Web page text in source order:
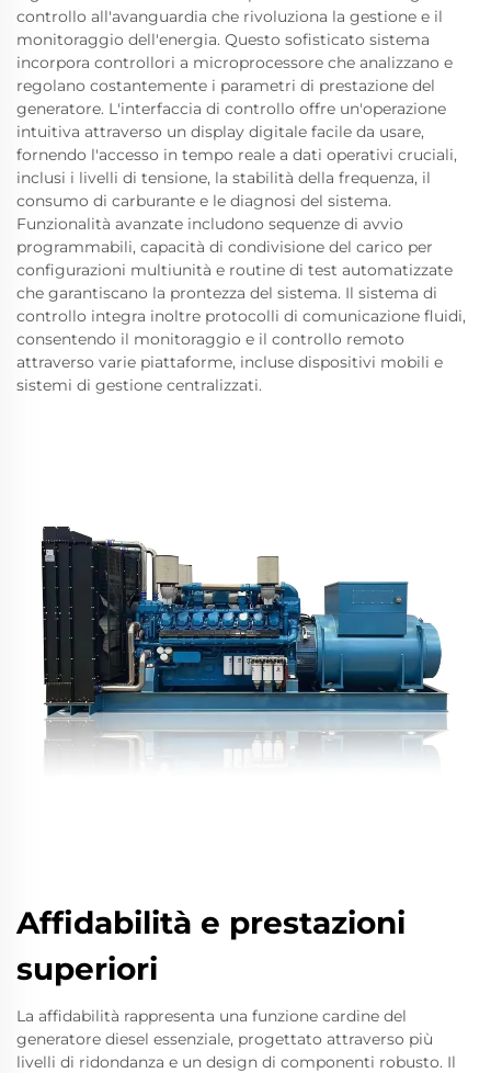
controllo all'avanguardia che rivoluziona la gestione e il
monitoraggio dell'energia. Questo sofisticato sistema
incorpora controllori a microprocessore che analizzano e
regolano costantemente i parametri di prestazione del
generatore. L'interfaccia di controllo offre un'operazione
intuitiva attraverso un display digitale facile da usare,
fornendo l'accesso in tempo reale a dati operativi cruciali,
inclusi i livelli di tensione, la stabilità della frequenza, il
consumo di carburante e le diagnosi del sistema.
Funzionalità avanzate includono sequenze di avvio
programmabili, capacità di condivisione del carico per
configurazioni multiunità e routine di test automatizzate
che garantiscano la prontezza del sistema. Il sistema di
controllo integra inoltre protocolli di comunicazione fluidi,
consentendo il monitoraggio e il controllo remoto
attraverso varie piattaforme, incluse dispositivi mobili e
sistemi di gestione centralizzati.
Affidabilità e prestazioni
superiori
La affidabilità rappresenta una funzione cardine del
generatore diesel essenziale, progettato attraverso più
livelli di ridondanza e un design di componenti robusto. Il